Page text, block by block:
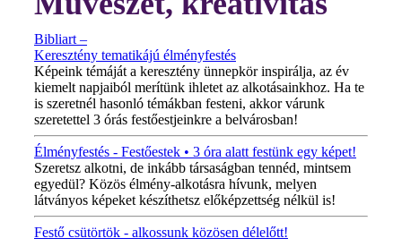
Bibliart –
Keresztény tematikájú élményfestés
Képeink témáját a keresztény ünnepkör inspirálja, az év
kiemelt napjaiból merítünk ihletet az alkotásainkhoz. Ha te
is szeretnél hasonló témákban festeni, akkor várunk
szeretettel 3 órás festőestjeinkre a belvárosban!
Élményfestés - Festőestek • 3 óra alatt festünk egy képet!
Szeretsz alkotni, de inkább társaságban tennéd, mintsem
egyedül? Közös élmény-alkotásra hívunk, melyen
látványos képeket készíthetsz előképzettség nélkül is!
Festő csütörtök - alkossunk közösen délelőtt!